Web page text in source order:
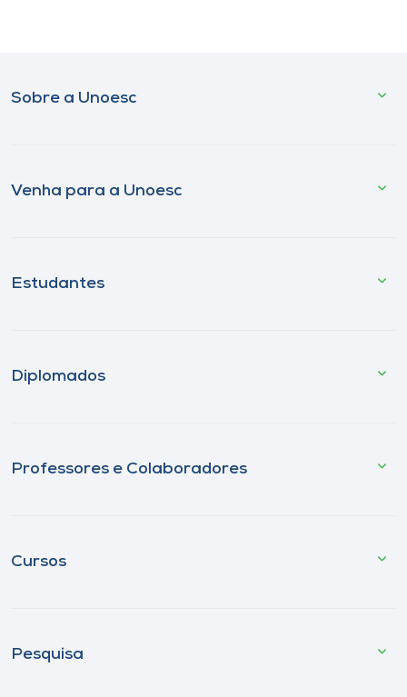
Sobre a Unoesc
Venha para a Unoesc
Estudantes
Diplomados
Professores e Colaboradores
Cursos
Pesquisa